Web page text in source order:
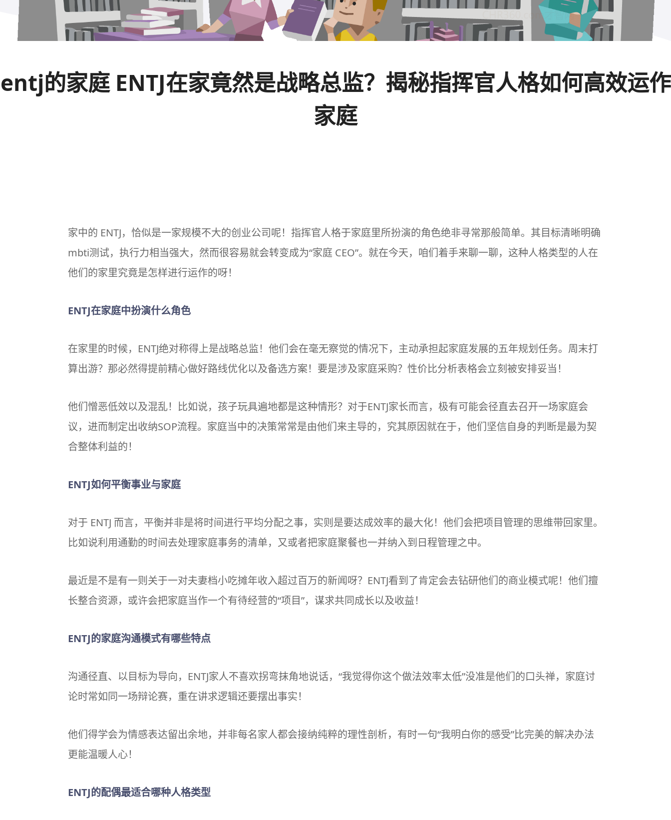
entj的家庭 ENTJ在家竟然是战略总监？揭秘指挥官人格如何高效运作
家庭
家中的 ENTJ，恰似是一家规模不大的创业公司呢！指挥官人格于家庭里所扮演的角色绝非寻常那般简单。其目标清晰明确
mbti测试，执行力相当强大，然而很容易就会转变成为“家庭 CEO”。就在今天，咱们着手来聊一聊，这种人格类型的人在
他们的家里究竟是怎样进行运作的呀！
ENTJ在家庭中扮演什么角色
在家里的时候，ENTJ绝对称得上是战略总监！他们会在毫无察觉的情况下，主动承担起家庭发展的五年规划任务。周末打
算出游？那必然得提前精心做好路线优化以及备选方案！要是涉及家庭采购？性价比分析表格会立刻被安排妥当！
他们憎恶低效以及混乱！比如说，孩子玩具遍地都是这种情形？对于ENTJ家长而言，极有可能会径直去召开一场家庭会
议，进而制定出收纳SOP流程。家庭当中的决策常常是由他们来主导的，究其原因就在于，他们坚信自身的判断是最为契
合整体利益的！
ENTJ如何平衡事业与家庭
对于 ENTJ 而言，平衡并非是将时间进行平均分配之事，实则是要达成效率的最大化！他们会把项目管理的思维带回家里。
比如说利用通勤的时间去处理家庭事务的清单，又或者把家庭聚餐也一并纳入到日程管理之中。
最近是不是有一则关于一对夫妻档小吃摊年收入超过百万的新闻呀？ENTJ看到了肯定会去钻研他们的商业模式呢！他们擅
长整合资源，或许会把家庭当作一个有待经营的“项目”，谋求共同成长以及收益！
ENTJ的家庭沟通模式有哪些特点
沟通径直、以目标为导向，ENTJ家人不喜欢拐弯抹角地说话，“我觉得你这个做法效率太低”没准是他们的口头禅，家庭讨
论时常如同一场辩论赛，重在讲求逻辑还要摆出事实！
他们得学会为情感表达留出余地，并非每名家人都会接纳纯粹的理性剖析，有时一句“我明白你的感受”比完美的解决办法
更能温暖人心！
ENTJ的配偶最适合哪种人格类型